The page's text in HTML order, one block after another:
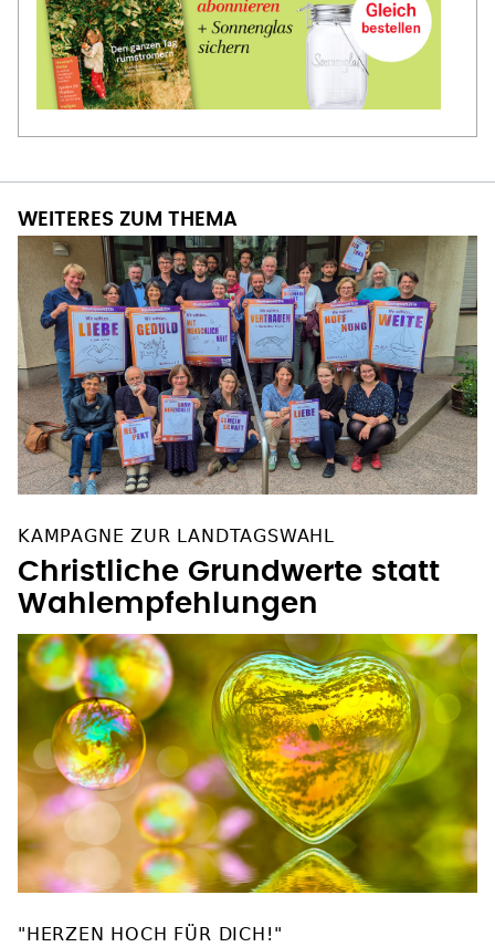
WEITERES ZUM THEMA
KAMPAGNE ZUR LANDTAGSWAHL
Christliche Grundwerte statt
Wahlempfehlungen
"HERZEN HOCH FÜR DICH!"